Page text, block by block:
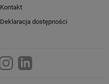
Kontakt
Deklaracja dostępności